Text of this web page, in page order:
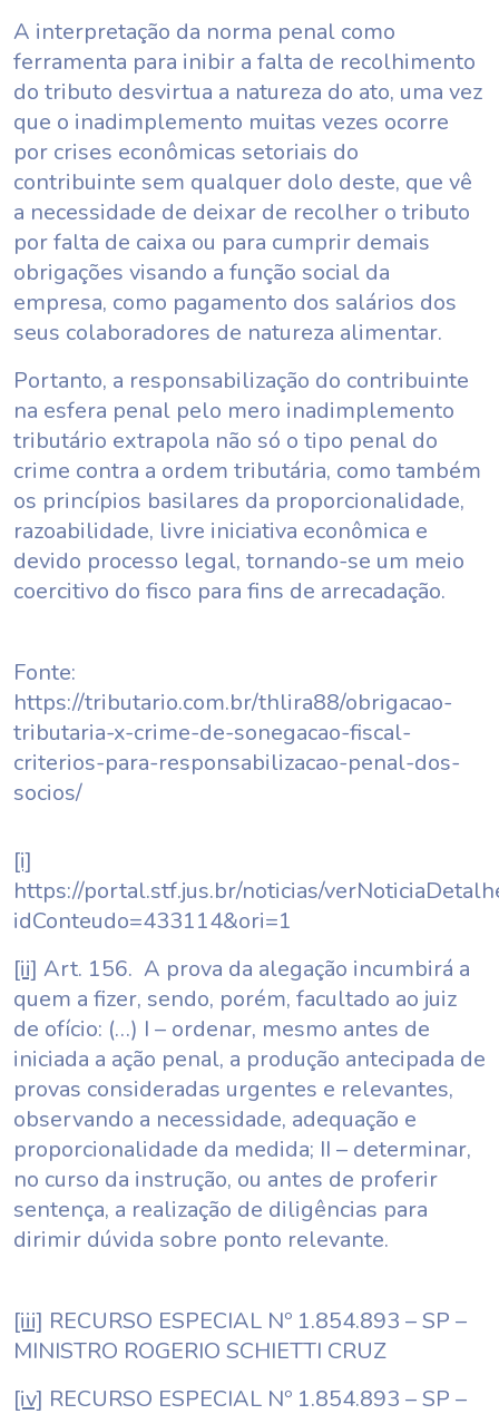
A interpretação da norma penal como
ferramenta para inibir a falta de recolhimento
do tributo desvirtua a natureza do ato, uma vez
que o inadimplemento muitas vezes ocorre
por crises econômicas setoriais do
contribuinte sem qualquer dolo deste, que vê
a necessidade de deixar de recolher o tributo
por falta de caixa ou para cumprir demais
obrigações visando a função social da
empresa, como pagamento dos salários dos
seus colaboradores de natureza alimentar.
Portanto, a responsabilização do contribuinte
na esfera penal pelo mero inadimplemento
tributário extrapola não só o tipo penal do
crime contra a ordem tributária, como também
os princípios basilares da proporcionalidade,
razoabilidade, livre iniciativa econômica e
devido processo legal, tornando-se um meio
coercitivo do fisco para fins de arrecadação.
Fonte:
https://tributario.com.br/thlira88/obrigacao-
tributaria-x-crime-de-sonegacao-fiscal-
criterios-para-responsabilizacao-penal-dos-
socios/
[i]
https://portal.stf.jus.br/noticias/
idConteudo=433114&ori=1
[ii] Art. 156. A prova da alegação incumbirá a
quem a fizer, sendo, porém, facultado ao juiz
de ofício: (…) I – ordenar, mesmo antes de
iniciada a ação penal, a produção antecipada de
provas consideradas urgentes e relevantes,
observando a necessidade, adequação e
proporcionalidade da medida; II – determinar,
no curso da instrução, ou antes de proferir
sentença, a realização de diligências para
dirimir dúvida sobre ponto relevante.
[iii] RECURSO ESPECIAL Nº 1.854.893 – SP –
MINISTRO ROGERIO SCHIETTI CRUZ
[iv] RECURSO ESPECIAL Nº 1.854.893 – SP –